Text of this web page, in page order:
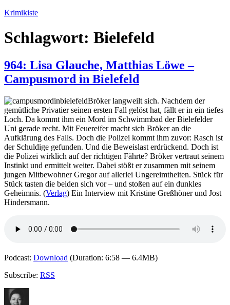
Zum
springen
Krimikiste
Schlagwort: Bielefeld
964: Lisa Glauche, Matthias Löwe –
Campusmord in Bielefeld
Bröker langweilt sich. Nachdem der
gemütliche Privatier seinen ersten Fall gelöst hat, fällt er in ein tiefes
Loch. Da kommt ihm ein Mord im Schwimmbad der Bielefelder
Uni gerade recht. Mit Feuereifer macht sich Bröker an die
Aufklärung des Falls. Doch die Polizei kommt ihm zuvor: Rasch ist
der Schuldige gefunden. Und die Beweislast erdrückend. Doch ist
die Polizei wirklich auf der richtigen Fährte? Bröker vertraut seinem
Instinkt und ermittelt weiter. Dabei stößt er zusammen mit seinem
jungen Mitbewohner Gregor auf allerlei Ungereimtheiten. Stück für
Stück tasten die beiden sich vor – und stoßen auf ein dunkles
Geheimnis. (Verlag) Ein Interview mit Kristine Greßhöner und Jost
Hindersmann.
Podcast: Download (Duration: 6:58 — 6.4MB)
Subscribe: RSS